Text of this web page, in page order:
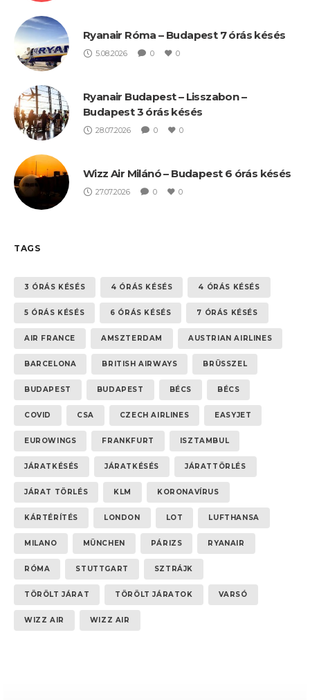
Ryanair Róma – Budapest 7 órás késés
5.08.2026 0 0
Ryanair Budapest – Lisszabon –
Budapest 3 órás késés
28.07.2026 0 0
Wizz Air Milánó – Budapest 6 órás késés
27.07.2026 0 0
TAGS
3 ÓRÁS KÉSÉS 4 ÓRÁS KÉSÉS 4 ÓRÁS KÉSÉS
5 ÓRÁS KÉSÉS 6 ÓRÁS KÉSÉS 7 ÓRÁS KÉSÉS
AIR FRANCE AMSZTERDAM AUSTRIAN AIRLINES
BARCELONA BRITISH AIRWAYS BRÜSSZEL
BUDAPEST BUDAPEST BÉCS BÉCS
COVID CSA CZECH AIRLINES EASYJET
EUROWINGS FRANKFURT ISZTAMBUL
JÁRATKÉSÉS JÁRATKÉSÉS JÁRATTÖRLÉS
JÁRAT TÖRLÉS KLM KORONAVÍRUS
KÁRTÉRÍTÉS LONDON LOT LUFTHANSA
MILANO MÜNCHEN PÁRIZS RYANAIR
RÓMA STUTTGART SZTRÁJK
TÖRÖLT JÁRAT TÖRÖLT JÁRATOK VARSÓ
WIZZ AIR WIZZ AIR